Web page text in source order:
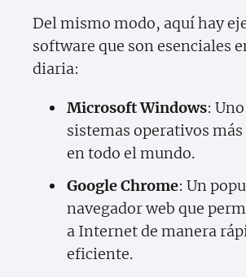
Del mismo modo, aquí hay
software que son esenciales
diaria:
Microsoft Windows:
sistemas operativos
en todo el mundo.
Google Chrome: Un
navegador web que
a Internet de manera
eficiente.